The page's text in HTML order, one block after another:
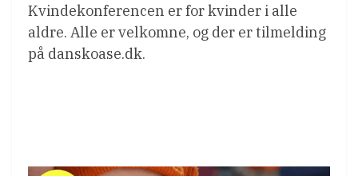
Kvindekonferencen er for kvinder i alle
aldre. Alle er velkomne, og der er tilmelding
på danskoase.dk.